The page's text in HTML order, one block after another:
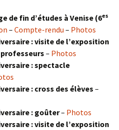
de fin d’études à Venise (6es
– Compte-rendu – Photos
: visite de l’exposition
– Photos
: spectacle
: cross des élèves –
: goûter– Photos
: visite de l’exposition